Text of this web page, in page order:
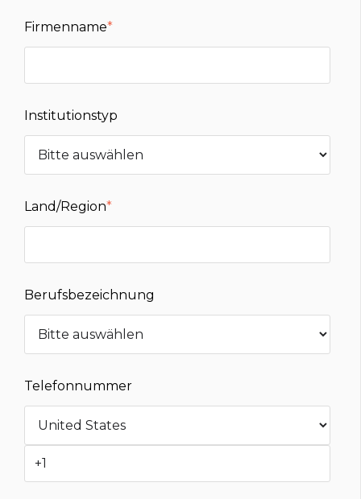
Firmenname*
Institutionstyp
Land/Region*
Berufsbezeichnung
Telefonnummer